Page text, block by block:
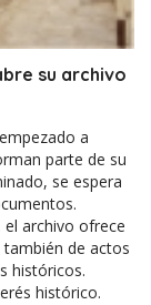
su archivo
a
parte de su
se espera
archivo ofrece
de actos
históricos.
histórico.